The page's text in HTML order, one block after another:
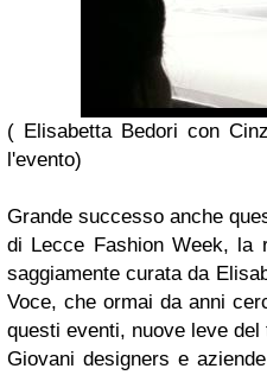
( Elisabetta Bedori con
l'evento)
Grande successo anche
di Lecce Fashion Week, la
saggiamente curata da
Voce, che ormai da anni
questi eventi, nuove leve del
Giovani designers e